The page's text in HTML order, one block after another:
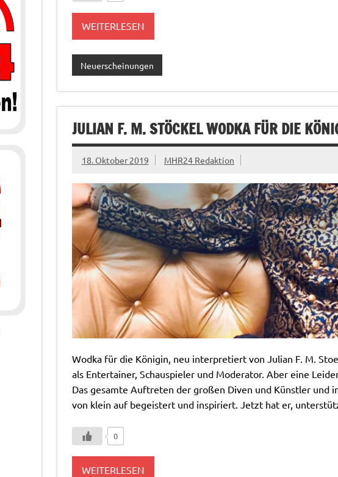
WEITERLESEN
Neuerscheinungen
JULIAN F. M. STÖCKEL WODKA FÜR DIE
18. Oktober 2019 MHR24 Redaktion
Wodka für die Königin, neu interpretiert von Julian F. M.
als Entertainer, Schauspieler und Moderator. Aber eine
Das gesamte Auftreten der großen Diven und Künstler und
von klein auf begeistert und inspiriert. Jetzt hat er,
0
WEITERLESEN